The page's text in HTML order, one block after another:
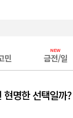
민 금전/일
명한 선택일까?